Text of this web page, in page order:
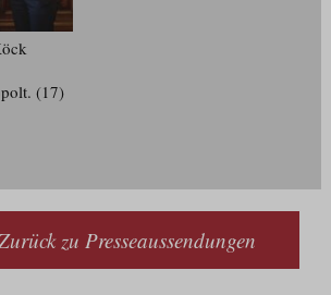
(17)
zu Presseaussendungen